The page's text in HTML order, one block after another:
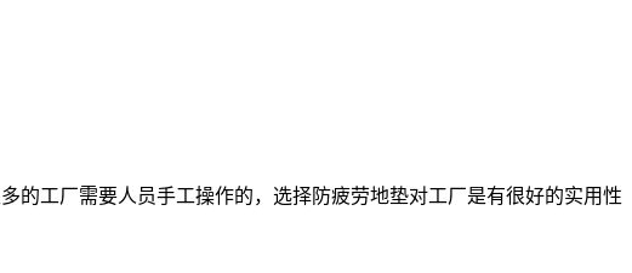
的工厂需要人员手工操作的，选择防疲劳地垫对工厂是有很好的实用性